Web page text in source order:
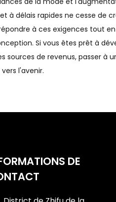
à délais rapides ne cesse de
à ces exigences tout
Si vous êtes prêt à
sources de revenus, passer à
l'avenir.
DE